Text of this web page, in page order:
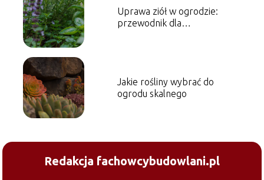
Uprawa ziół w ogrodzie:
przewodnik dla
Jakie rośliny wybrać do
ogrodu skalnego
Redakcja fachowcybudowlani.pl